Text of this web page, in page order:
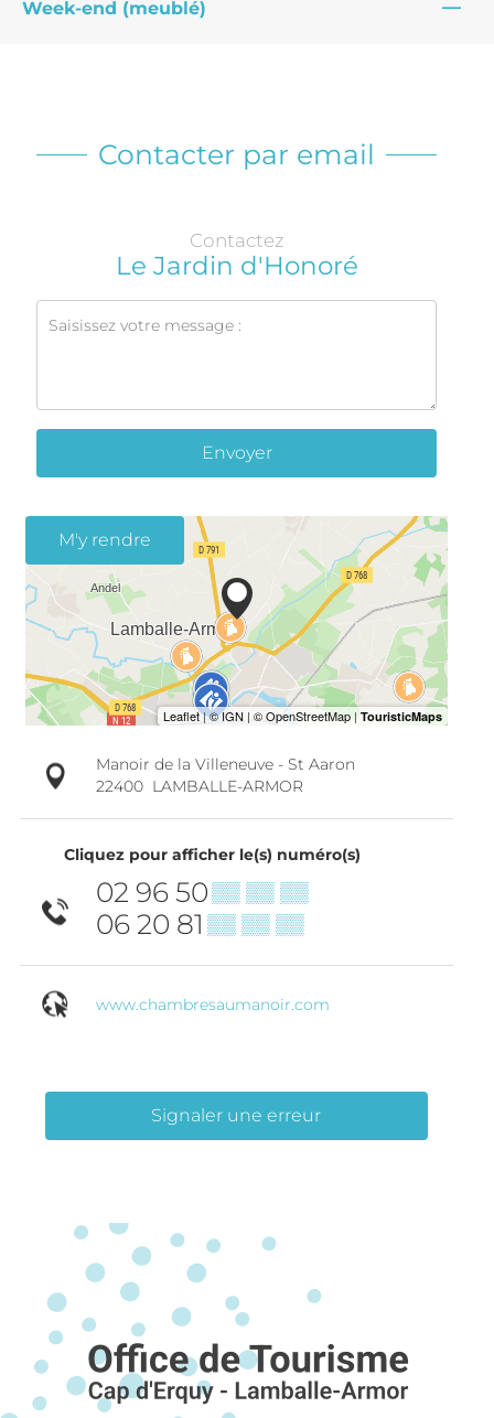
Week-end (meublé) —
Contacter par email
Contactez
Le Jardin d'Honoré
Envoyer
M'y rendre
Manoir de la Villeneuve - St Aaron
22400 LAMBALLE-ARMOR
Cliquez pour afficher le(s) numéro(s)
02 96 50▒▒ ▒▒ ▒▒
06 20 81 ▒▒ ▒▒ ▒▒
www.chambresaumanoir.com
Signaler une erreur